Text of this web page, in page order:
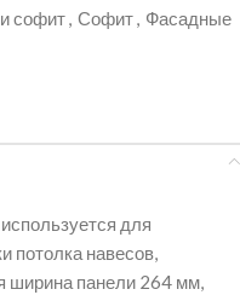
софит, Софит, Фасадные
для
потолка навесов,
ширина панели 264 мм,